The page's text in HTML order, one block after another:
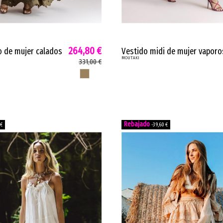
de mujer calados
bordados
264,80 €
331,00 €
Vestido midi de mujer
Moutaki manga corta
MOUTAKI
-39,60 €